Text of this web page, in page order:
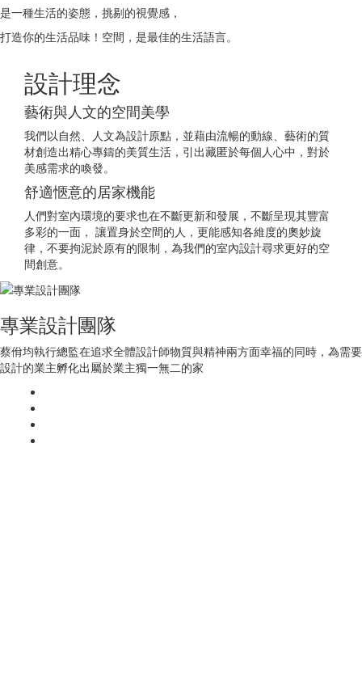
是一種生活的姿態，挑剔的視覺感，
打造你的生活品味！空間，是最佳的生活語言。
設計理念
藝術與人文的空間美學
我們以自然、人文為設計原點，並藉由流暢的動線、藝術的質
材創造出精心專鑄的美質生活，引出藏匿於每個人心中，對於
美感需求的喚發。
舒適愜意的居家機能
人們對室內環境的要求也在不斷更新和發展，不斷呈現其豐富
多彩的一面， 讓置身於空間的人，更能感知各維度的奧妙旋
律，不要拘泥於原有的限制，為我們的室內設計尋求更好的空
間創意。
專業設計團隊
蔡佾均執行總監在追求全體設計師物質與精神兩方面幸福的同時，為需要
設計的業主孵化出屬於業主獨一無二的家